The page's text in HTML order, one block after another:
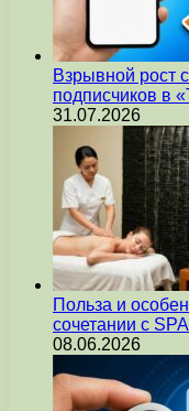
Взрывной рост
подписчиков в
31.07.2026
Польза и
сочетании с
08.06.2026